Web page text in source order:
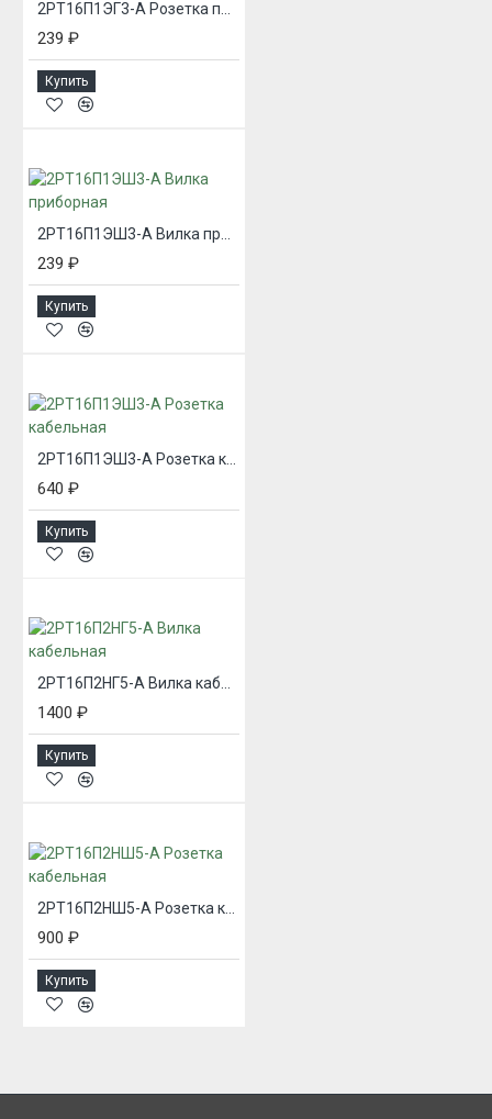
239 ₽
Купить
239 ₽
Купить
640 ₽
Купить
2РТ16П2НГ5-А Вилка кабельная
1400 ₽
Купить
2РТ16П2НШ5-А Розетка кабельная
900 ₽
Купить